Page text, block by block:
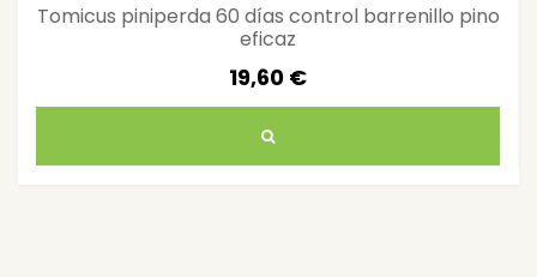
Tomicus piniperda 60 días control barrenillo pino
eficaz
19,60 €